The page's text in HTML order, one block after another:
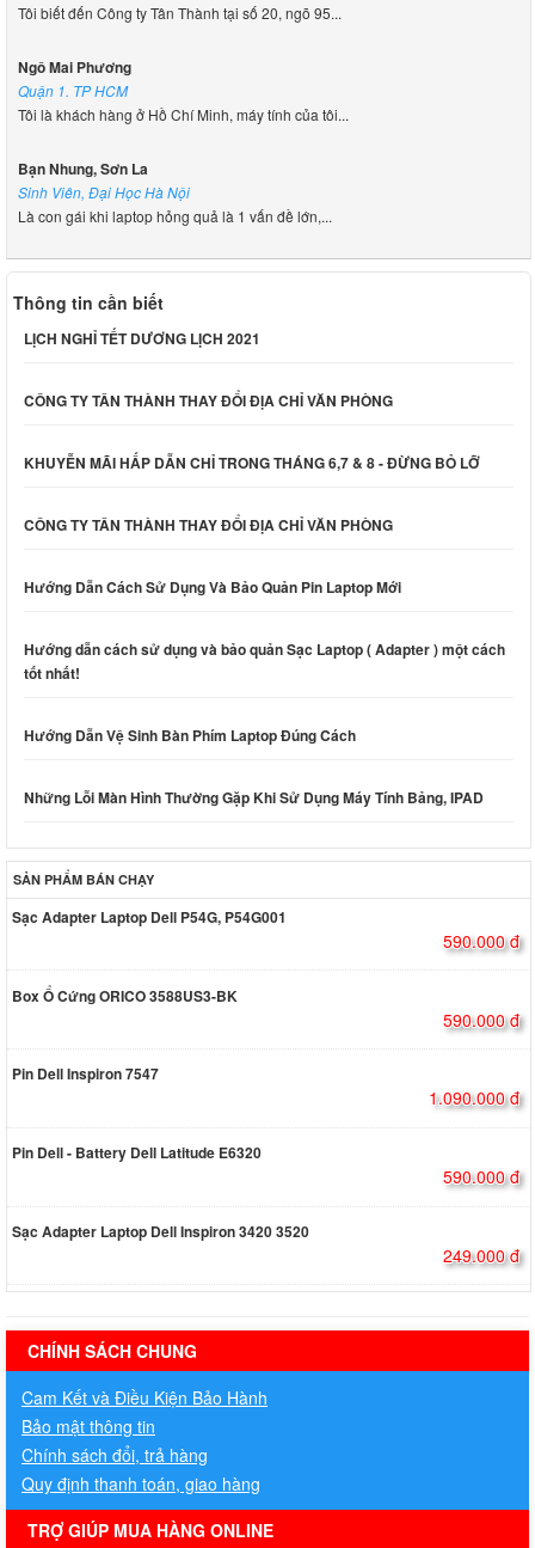
Tôi biết đến Công ty Tân Thành tại số 20, ngõ 95...
Ngô Mai Phương
Quận 1. TP HCM
Tôi là khách hàng ở Hồ Chí Minh, máy tính của tôi...
Bạn Nhung, Sơn La
Sinh Viên, Đại Học Hà Nội
Là con gái khi laptop hỏng quả là 1 vấn đề lớn,...
Thông tin cần biết
LỊCH NGHỈ TẾT DƯƠNG LỊCH 2021
CÔNG TY TÂN THÀNH THAY ĐỔI ĐỊA CHỈ VĂN PHÒNG
KHUYỄN MÃI HẤP DẪN CHỈ TRONG THÁNG 6,7 & 8 - ĐỪNG BỎ LỠ
CÔNG TY TÂN THÀNH THAY ĐỔI ĐỊA CHỈ VĂN PHÒNG
Hướng Dẫn Cách Sử Dụng Và Bảo Quản Pin Laptop Mới
Hướng dẫn cách sử dụng và bảo quản Sạc Laptop ( Adapter ) một cách
tốt nhất!
Hướng Dẫn Vệ Sinh Bàn Phím Laptop Đúng Cách
Những Lỗi Màn Hình Thường Gặp Khi Sử Dụng Máy Tính Bảng, IPAD
SẢN PHẨM BÁN CHẠY
Sạc Adapter Laptop Dell P54G, P54G001
590.000 đ
Box Ổ Cứng ORICO 3588US3-BK
590.000 đ
Pin Dell Inspiron 7547
1.090.000 đ
Pin Dell - Battery Dell Latitude E6320
590.000 đ
Sạc Adapter Laptop Dell Inspiron 3420 3520
249.000 đ
hermes handbags outlet online
CHÍNH SÁCH CHUNG
Cam Kết và Điều Kiện Bảo Hành
Bảo mật thông tin
Chính sách đổi, trả hàng
Quy định thanh toán, giao hàng
TRỢ GIÚP MUA HÀNG ONLINE